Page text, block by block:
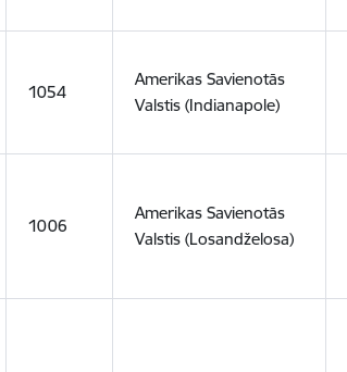
1054
Amerikas Savienotās
Valstis (Indianapole)
1006
Amerikas Savienotās
Valstis (Losandželosa)